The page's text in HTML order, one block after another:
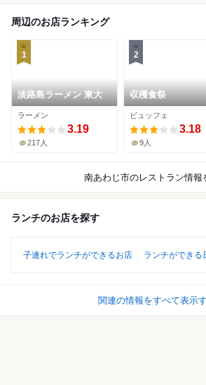
周辺のお店ランキング
1
淡路島ラーメン 東大
ラーメン
3.19
217人
2
収穫食祭
ビュッフェ
3.18
9人
南あわじ市のレストラン情報
ランチのお店を探す
子連れでランチができるお店 ランチができる
関連の情報をすべて表示